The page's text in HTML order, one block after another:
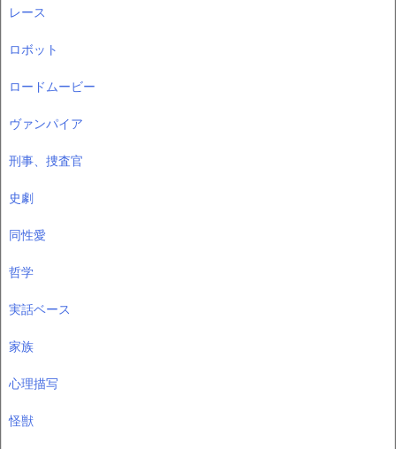
レース
ロボット
ロードムービー
ヴァンパイア
刑事、捜査官
史劇
同性愛
哲学
実話ベース
家族
心理描写
怪獣